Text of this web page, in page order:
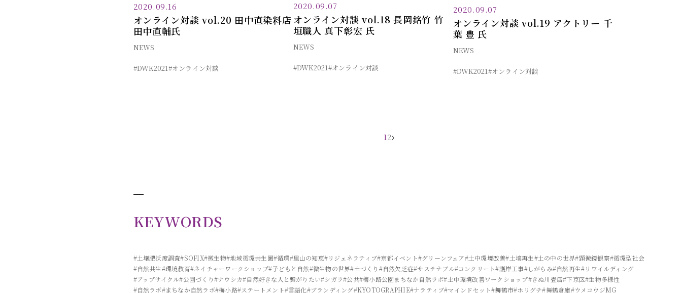
2020.09.16
オンライン対談 vol.20 田中直染料店
田中直輔氏
NEWS
#DWK2021#オンライン対談
2020.09.07
オンライン対談 vol.18 長岡銘竹 竹
垣職人 真下彰宏 氏
NEWS
#DWK2021#オンライン対談
2020.09.07
オンライン対談 vol.19 アクトリー 千
葉 豊 氏
NEWS
#DWK2021#オンライン対談
シ
12
KEYWORDS
#土壌肥沃度調査#SOFIX#微生物#地域循環共生圏#循環#里山の知恵#リジェネラティブ#京都イベント#グリーンフェア#土中環境改善#土壌再生#土の中の世界#顕微鏡観察#循環型社会
#自然共生#環境教育#ネイチャーワークショップ#子どもと自然#微生物の世界#土づくり #自然欠乏症#サステナブル#コンクリート#護岸工事#しがらみ#自然再生#リワイルディング
#アップサイクル#公園づくり#ナウシカ#自然好きな人と繋がりたい#シガラ#公共#梅小路公園まちなか自然ラボ#土中環境改善ワークショップ#きぬ川畳店#下京区#生物多様性
#自然ラボ#まちなか自然ラボ#梅小路#ステートメント#言語化#ブランディング#KYOTOGRAPHIE#ナラティブ#マインドセット#舞鶴市#ホリグチ#舞鶴倉庫#ウメコウジMG